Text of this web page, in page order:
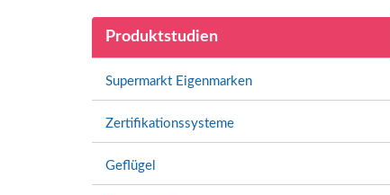
Produktstudien
Supermarkt Eigenmarken
Zertifikationssysteme
Geflügel